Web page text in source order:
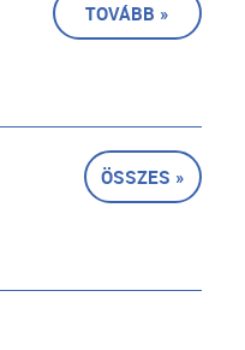
TOVÁBB »
ÖSSZES »